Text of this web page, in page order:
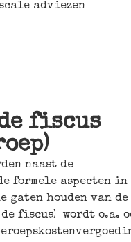
adviezen
fiscus
naast de
formele aspecten in
gaten houden van de
fiscus) wordt o.a.